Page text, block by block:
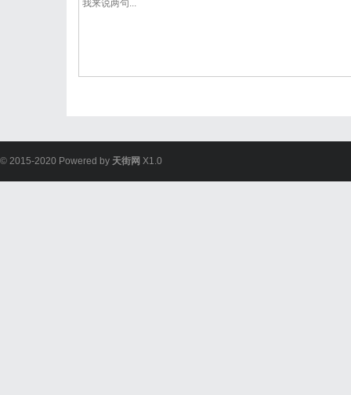
© 2015-2020 Powered by 天街网 X1.0